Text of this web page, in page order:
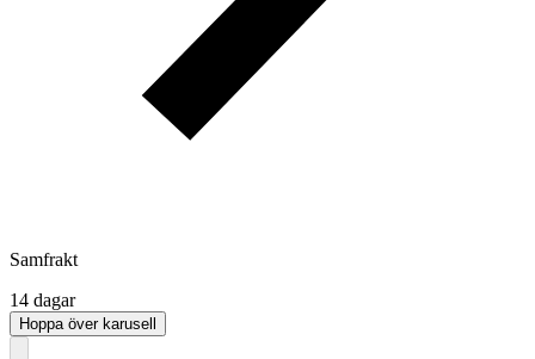
Samfrakt
14 dagar
Hoppa över karusell